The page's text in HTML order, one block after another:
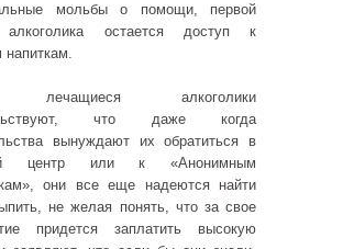
мольбы о помощи, первой
алкоголика остается доступ к
напиткам.
лечащиеся алкоголики
что даже когда
вынуждают их обратиться в
центр или к «Анонимным
они все еще надеются найти
не желая понять, что за свое
придется заплатить высокую